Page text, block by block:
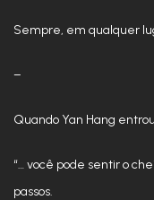
Sempre, em qualquer
–
Quando Yan Hang
“… você pode sentir o
passos.